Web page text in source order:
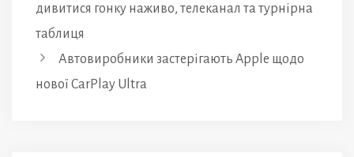
дивитися гонку наживо, телеканал та турнірна
таблиця
Автовиробники застерігають Apple щодо
нової CarPlay Ultra